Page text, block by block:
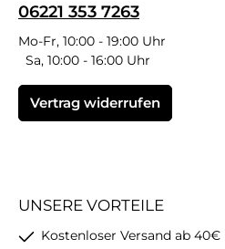
06221 353 7263
Mo-Fr, 10:00 - 19:00 Uhr
Sa, 10:00 - 16:00 Uhr
Vertrag widerrufen
UNSERE VORTEILE
Kostenloser Versand ab 40€